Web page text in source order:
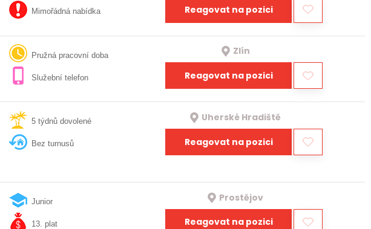
Mimořádná nabídka Reagovat na pozici
Pružná pracovní doba
Služební telefon
Zlín
Reagovat na pozici
5 týdnů dovolené
Bez turnusů
Uherské Hradiště
Reagovat na pozici
Junior
13. plat
Prostějov
Reagovat na pozici